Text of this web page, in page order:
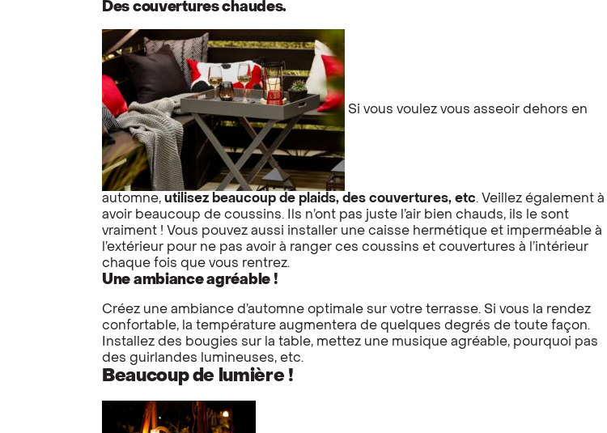
Des couvertures chaudes.
Si vous voulez vous asseoir dehors en
automne, utilisez beaucoup de plaids, des couvertures, etc. Veillez également à
avoir beaucoup de coussins. Ils n’ont pas juste l’air bien chauds, ils le sont
vraiment ! Vous pouvez aussi installer une caisse hermétique et imperméable à
l’extérieur pour ne pas avoir à ranger ces coussins et couvertures à l’intérieur
chaque fois que vous rentrez.
Une ambiance agréable !
Créez une ambiance d’automne optimale sur votre terrasse. Si vous la rendez
confortable, la température augmentera de quelques degrés de toute façon.
Installez des bougies sur la table, mettez une musique agréable, pourquoi pas
des guirlandes lumineuses, etc.
Beaucoup de lumière !